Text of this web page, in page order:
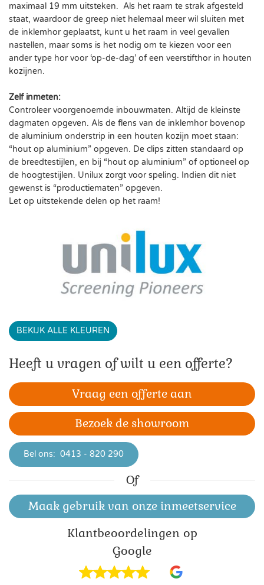
maximaal 19 mm uitsteken. Als het raam te strak afgesteld
staat, waardoor de greep niet helemaal meer wil sluiten met
de inklemhor geplaatst, kunt u het raam in veel gevallen
nastellen, maar soms is het nodig om te kiezen voor een
ander type hor voor ‘op-de-dag’ of een veerstifthor in houten
kozijnen.
Zelf inmeten:
Controleer voorgenoemde inbouwmaten. Altijd de kleinste
dagmaten opgeven. Als de flens van de inklemhor bovenop
de aluminium onderstrip in een houten kozijn moet staan:
“hout op aluminium” opgeven. De clips zitten standaard op
de breedtestijlen, en bij “hout op aluminium” of optioneel op
de hoogtestijlen. Unilux zorgt voor speling. Indien dit niet
gewenst is “productiematen” opgeven.
Let op uitstekende delen op het raam!
BEKIJK ALLE KLEUREN
Heeft u vragen of wilt u een offerte?
Vraag een offerte aan
Bezoek de showroom
Bel ons: 0413 - 820 290
Of
Maak gebruik van onze inmeetservice
Klant­beoordelingen op
Google